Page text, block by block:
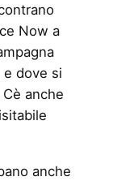
Now a
e dove si
anche
anche